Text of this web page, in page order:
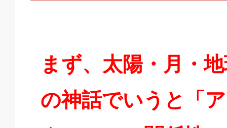
まず、太陽・月・
の神話でいうと「